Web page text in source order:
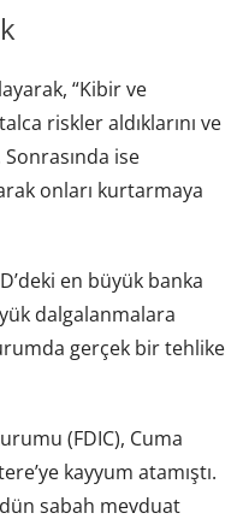
“Kibir ve
riskler aldıklarını ve
Sonrasında ise
onları kurtarmaya
en büyük banka
dalgalanmalara
gerçek bir tehlike
(FDIC), Cuma
kayyum atamıştı.
dün sabah mevduat